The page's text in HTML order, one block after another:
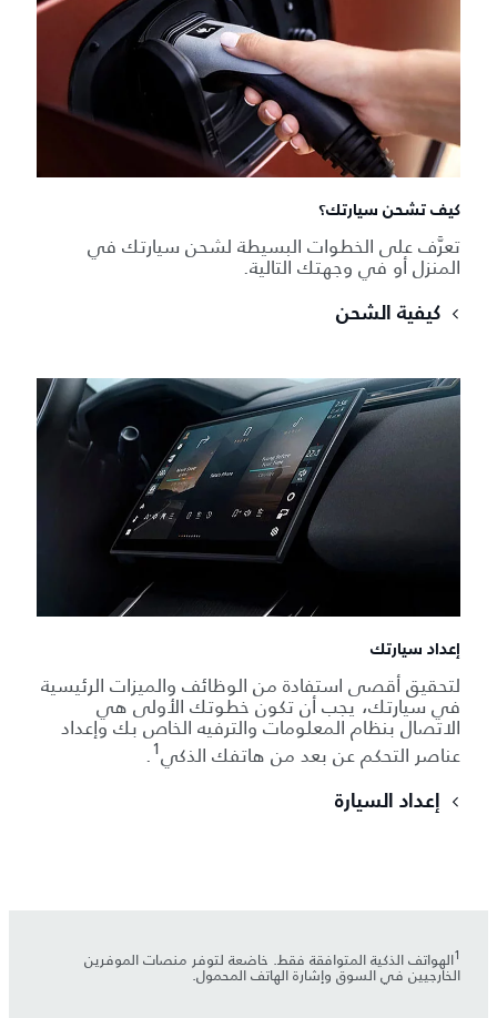
كيف تشحن سيارتك؟
تعرَّف على الخطوات البسيطة لشحن سيارتك في
المنزل أو في وجهتك التالية.
كيفية الشحن
إعداد سيارتك
لتحقيق أقصى استفادة من الوظائف والميزات الرئيسية
في سيارتك، يجب أن تكون خطوتك الأولى هي
الاتصال بنظام المعلومات والترفيه الخاص بك وإعداد
عناصر التحكم عن بعد من هاتفك الذكي1
.
إعداد السيارة
1الهواتف الذكية المتوافقة فقط. خاضعة لتوفر منصات الموفرين
الخارجيين في السوق وإشارة الهاتف المحمول.